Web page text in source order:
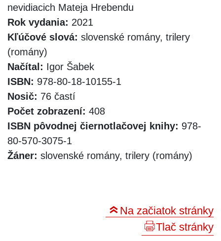
nevidiacich Mateja Hrebendu
Rok vydania: 2021
Kľúčové slová: slovenské romány, trilery
(romány)
Načítal: Igor Šabek
ISBN: 978-80-18-10155-1
Nosič: 76 častí
Počet zobrazení: 408
ISBN pôvodnej čiernotlačovej knihy: 978-
80-570-3075-1
Žáner: slovenské romány, trilery (romány)
Na začiatok stránky
Tlač stránky